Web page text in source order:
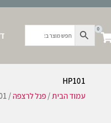
0
HP101
עמוד הבית/פנל לרצפה/ HP101